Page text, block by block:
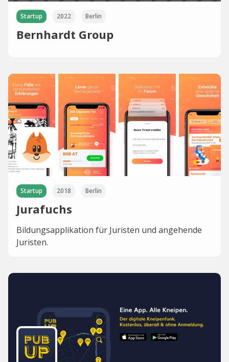
Startup 2022 Berlin
Bernhardt Group
Startup 2018 Berlin
Jurafuchs
Bildungsapplikation für Juristen und angehende
Juristen.